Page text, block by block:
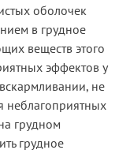
оболочек
в грудное
веществ этого
эффектов у
не
неблагоприятных
грудном
грудное